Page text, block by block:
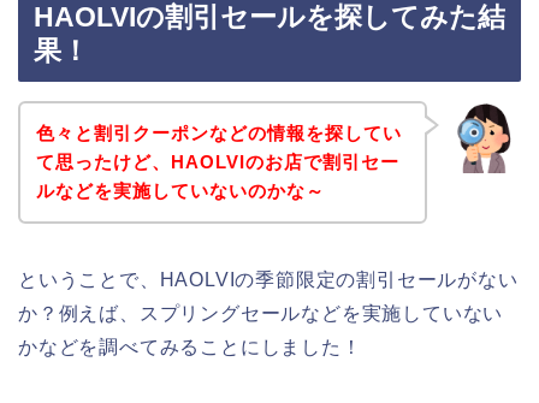
HAOLVIの割引セールを探してみた結
果！
色々と割引クーポンなどの情報を探してい
て思ったけど、HAOLVIのお店で割引セー
ルなどを実施していないのかな～
ということで、HAOLVIの季節限定の割引セールがない
か？例えば、スプリングセールなどを実施していない
かなどを調べてみることにしました！